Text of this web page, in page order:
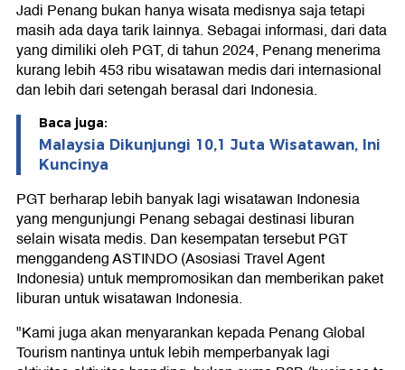
Jadi Penang bukan hanya wisata medisnya saja tetapi
masih ada daya tarik lainnya. Sebagai informasi, dari data
yang dimiliki oleh PGT, di tahun 2024, Penang menerima
kurang lebih 453 ribu wisatawan medis dari internasional
dan lebih dari setengah berasal dari Indonesia.
Baca juga:
Malaysia Dikunjungi 10,1 Juta Wisatawan, Ini
Kuncinya
PGT berharap lebih banyak lagi wisatawan Indonesia
yang mengunjungi Penang sebagai destinasi liburan
selain wisata medis. Dan kesempatan tersebut PGT
menggandeng ASTINDO (Asosiasi Travel Agent
Indonesia) untuk mempromosikan dan memberikan paket
liburan untuk wisatawan Indonesia.
"Kami juga akan menyarankan kepada Penang Global
Tourism nantinya untuk lebih memperbanyak lagi